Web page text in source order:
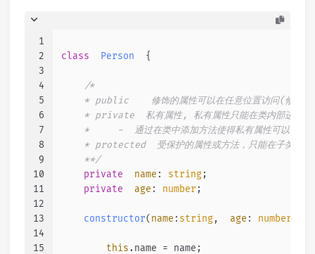
1
2
3
4
5
6
7
8
9
10
11
12
13
14
15
class Person
  {
/*
* public    修饰的属性可以在任意位置访问(修改)
* private  私有属性, 私有属性只能在类内部进行访
*     -  通过在类中添加方法使得私有属性可以被外
* protected  受保护的属性或方法，只能在子类中访
    **/
private
name : string;
private
age : number ;
constructor( name : string, age : number
this.name = name;